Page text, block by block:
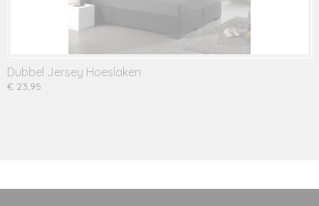
Dubbel Jersey Hoeslaken
€ 23,95